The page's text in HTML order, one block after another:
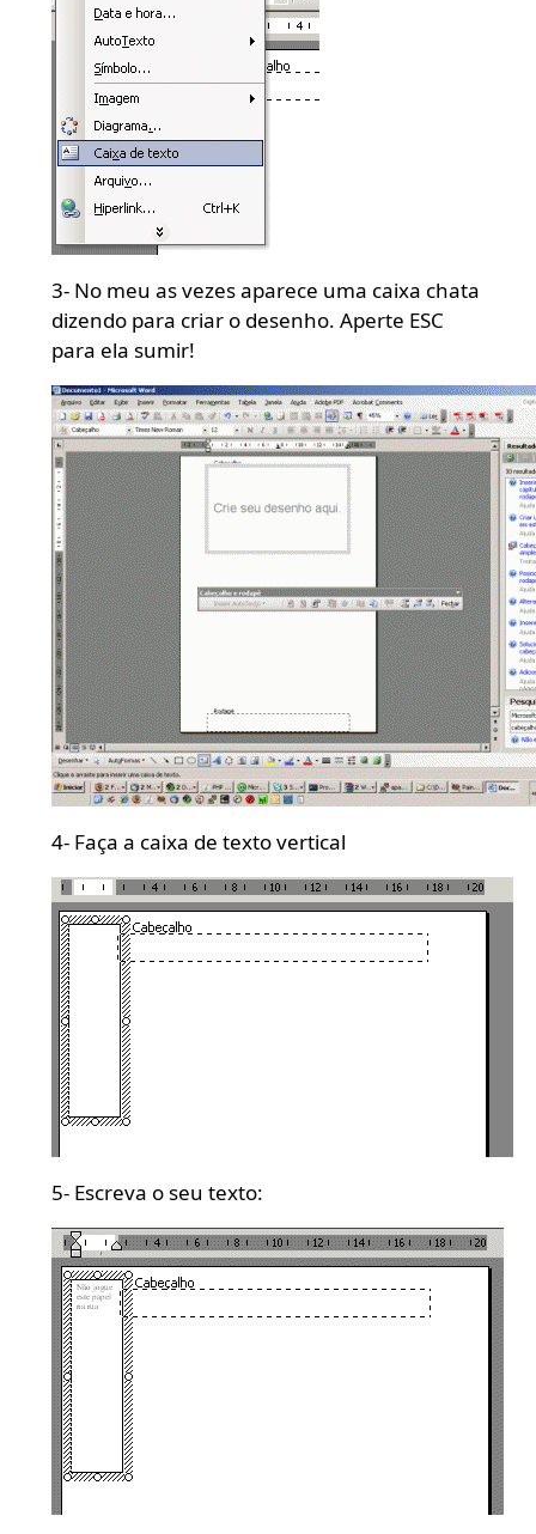
3- No meu as vezes aparece uma caixa chata
dizendo para criar o desenho. Aperte ESC
para ela sumir!
4- Faça a caixa de texto vertical
5- Escreva o seu texto: